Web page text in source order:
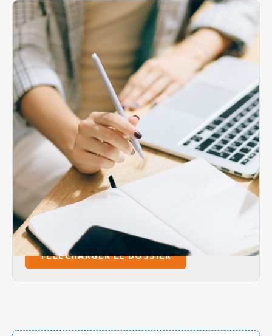
Pour effectuer une demande d’admission dans
notre établissement, nous vous invitons à :
Adresser un dossier papier de
demande d’admission à
l’établissement
TÉLÉCHARGER LE DOSSIER